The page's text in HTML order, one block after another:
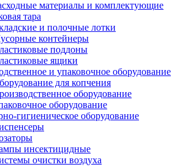
материалы и комплектующие
тара
и полочные лотки
контейнеры
поддоны
ящики
и упаковочное оборудование
для копчения
оборудование
оборудование
гигиеническое оборудование
инсектицидные
очистки воздуха